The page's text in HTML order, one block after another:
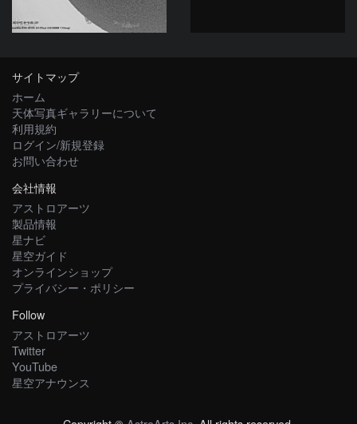
ta-o
サイトマップ
ホーム
天体写真ギャラリーについて
利用規約
ログイン/新規登録
お問い合わせ
会社情報
アストロアーツ
製品情報
星ナビ
星空ガイド
オンラインショップ
プライバシー・ポリシー
Follow
アストロアーツ
Twitter
YouTube
星空アナウンス